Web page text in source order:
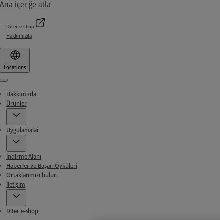
Ana içeriğe atla
Ditec e-shop
Hakkımızda
Locations
Menu
Hakkımızda
Ürünler
Uygulamalar
İndirme Alanı
Haberler ve Başarı Öyküleri
Ortaklarımızı bulun
İletişim
Ditec e-shop